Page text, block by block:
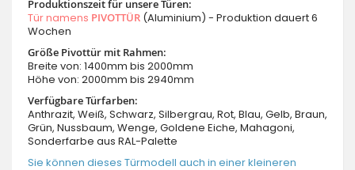
Produktionszeit für unsere Türen:
Tür namens PIVOTTÜR (Aluminium) - Produktion dauert 6
Wochen
Größe Pivottür mit Rahmen:
Breite von: 1400mm bis 2000mm
Höhe von: 2000mm bis 2940mm
Verfügbare Türfarben:
Anthrazit, Weiß, Schwarz, Silbergrau, Rot, Blau, Gelb, Braun,
Grün, Nussbaum, Wenge, Goldene Eiche, Mahagoni,
Sonderfarbe aus RAL-Palette
Sie können dieses Türmodell auch in einer kleineren